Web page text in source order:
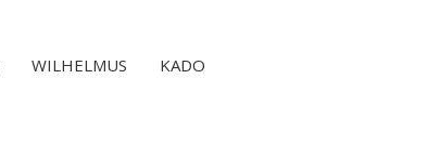
WILHELMUS
KADO